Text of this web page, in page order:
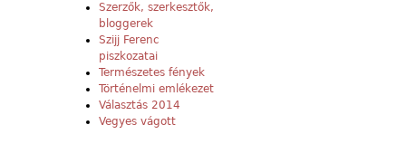
Szerzők, szerkesztők,
bloggerek
Szijj Ferenc
piszkozatai
Természetes fények
Történelmi emlékezet
Választás 2014
Vegyes vágott